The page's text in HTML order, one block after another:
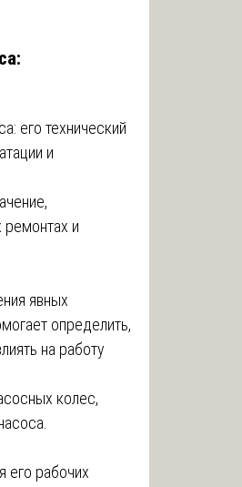
его технический
и
и
явных
определить,
на работу
колес,
его рабочих